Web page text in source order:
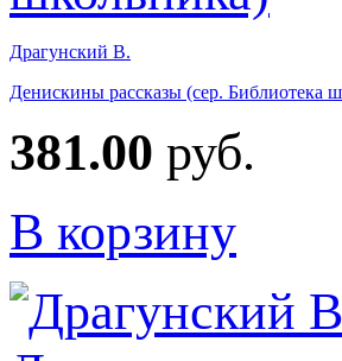
Драгунский В.
Денискины рассказы (сер. Библиотека
381.00 руб.
В корзину